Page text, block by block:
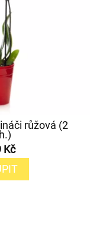
růžová (2
Kč